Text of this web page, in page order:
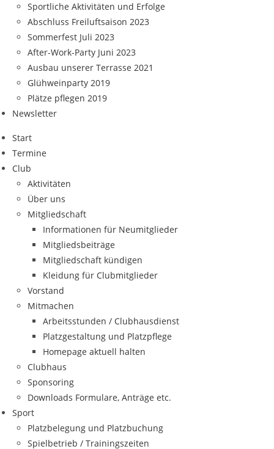
Sportliche Aktivitäten und Erfolge
Abschluss Freiluftsaison 2023
Sommerfest Juli 2023
After-Work-Party Juni 2023
Ausbau unserer Terrasse 2021
Glühweinparty 2019
Plätze pflegen 2019
Newsletter
Start
Termine
Club
Aktivitäten
Über uns
Mitgliedschaft
Informationen für Neumitglieder
Mitgliedsbeiträge
Mitgliedschaft kündigen
Kleidung für Clubmitglieder
Vorstand
Mitmachen
Arbeitsstunden / Clubhausdienst
Platzgestaltung und Platzpflege
Homepage aktuell halten
Clubhaus
Sponsoring
Downloads Formulare, Anträge etc.
Sport
Platzbelegung und Platzbuchung
Spielbetrieb / Trainingszeiten